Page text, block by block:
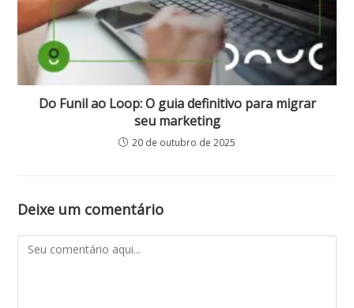
Do Funil ao Loop: O guia definitivo para migrar
seu marketing
20 de outubro de 2025
Deixe um comentário